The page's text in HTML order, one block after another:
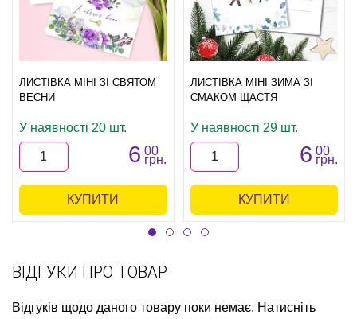
ЛИСТІВКА МІНІ ЗІ СВЯТОМ
ВЕСНИ
У наявності 20 шт.
6 00
грн.
КУПИТИ
ЛИСТІВКА МІНІ ЗИМА ЗІ
СМАКОМ ЩАСТЯ
У наявності 29 шт.
6 00
грн.
КУПИТИ
ВІДГУКИ ПРО ТОВАР
Відгуків щодо даного товару поки немає. Натисніть